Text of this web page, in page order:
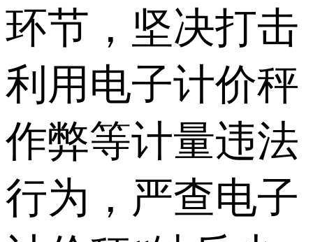
环节，坚决打击
利用电子计价秤
作弊等计量违法
行为，严查电子